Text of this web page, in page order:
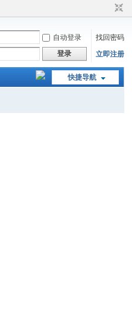
自动登录
找回密码
登录 立即注册
快捷导航